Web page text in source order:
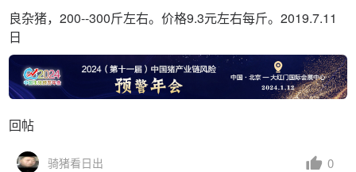
良杂猪，200--300斤左右。价格9.3元左右每斤。2019.7.11
日
回帖
骑猪看日出 0